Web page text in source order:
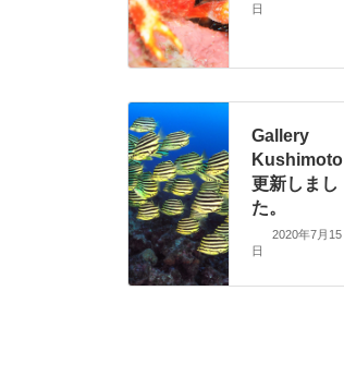
日
Gallery
Kushimoto
更新しまし
た。
2020年7月15
日